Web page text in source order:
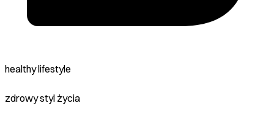
healthy lifestyle
zdrowy styl życia